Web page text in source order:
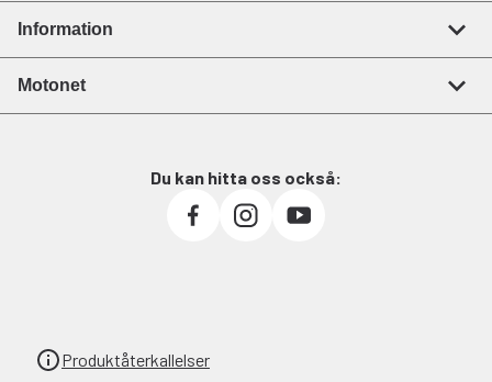
Information
Motonet
Du kan hitta oss också:
Produktåterkallelser